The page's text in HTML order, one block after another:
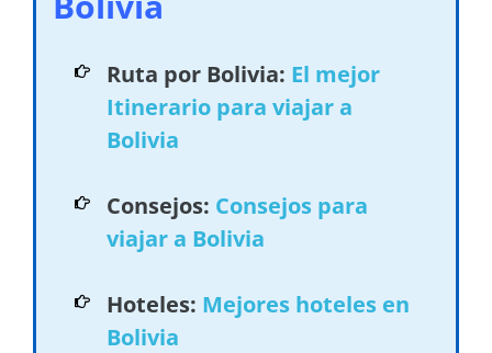
Ruta por Bolivia: El mejor
Itinerario para viajar a
Bolivia
Consejos: Consejos para
viajar a Bolivia
Hoteles: Mejores hoteles en
Bolivia